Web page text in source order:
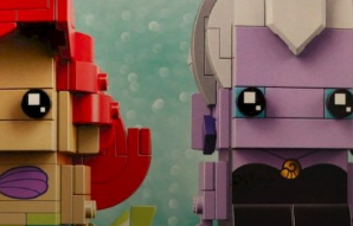
und
Ursula
BrickHeadz